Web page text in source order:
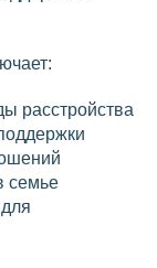
расстройства
семье